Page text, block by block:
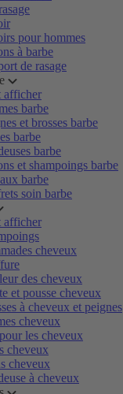
pour hommes
à barbe
de rasage
afficher
barbe
et brosses barbe
barbe
barbe
et shampoings barbe
barbe
soin barbe
afficher
cheveux
des cheveux
et pousse cheveux
à cheveux et peignes
cheveux
les cheveux
cheveux
cheveux
à cheveux